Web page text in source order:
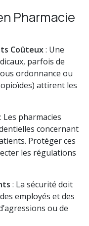
Pharmacie
Coûteux: Une
parfois de
ordonnance ou
attirent les
: Les pharmacies
concernant
Protéger ces
les régulations
: La sécurité doit
employés et des
ou de